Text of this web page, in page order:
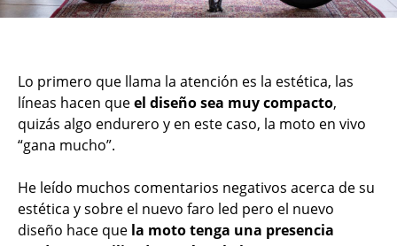
Lo primero que llama la atención es la estética, las
líneas hacen queel diseño sea muy compacto,
quizás algo endurero y en este caso, la moto en vivo
“gana mucho”.
He leído muchos comentarios negativos acerca de su
estética y sobre el nuevo faro led pero el nuevo
diseño hace que la moto tenga una presencia